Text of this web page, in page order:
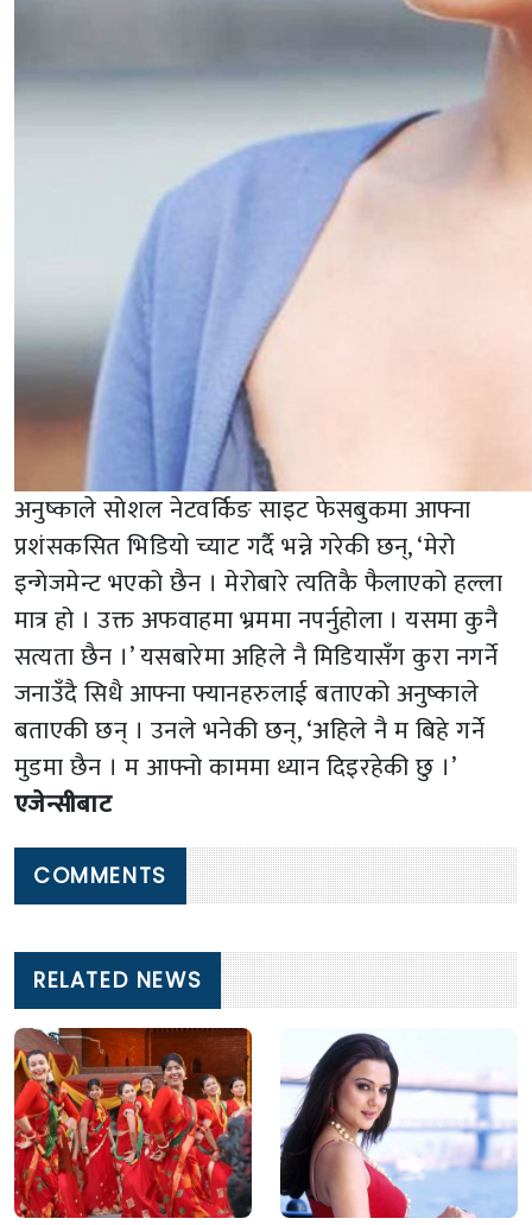
अनुष्काले सोशल नेटवर्किङ साइट फेसबुकमा आफ्ना
प्रशंसकसित भिडियो च्याट गर्दै भन्ने गरेकी छन्, ‘मेरो
इन्गेजमेन्ट भएको छैन । मेरोबारे त्यतिकै फैलाएको हल्ला
मात्र हो । उक्त अफवाहमा भ्रममा नपर्नुहोला । यसमा कुनै
सत्यता छैन ।’ यसबारेमा अहिले नै मिडियासँग कुरा नगर्ने
जनाउँदै सिधै आफ्ना फ्यानहरुलाई बताएको अनुष्काले
बताएकी छन् । उनले भनेकी छन्, ‘अहिले नै म बिहे गर्ने
मुडमा छैन । म आफ्नो काममा ध्यान दिइरहेकी छु ।’
एजेन्सीबाट
COMMENTS
RELATED NEWS